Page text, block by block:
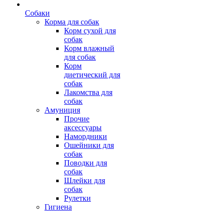
Собаки
Корма для собак
Корм сухой для
собак
Корм влажный
для собак
Корм
диетический для
собак
Лакомства для
собак
Амуниция
Прочие
аксессуары
Намордники
Ошейники для
собак
Поводки для
собак
Шлейки для
собак
Рулетки
Гигиена